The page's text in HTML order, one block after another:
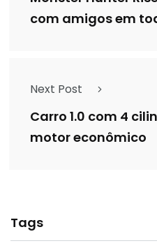
com amigos em
Next Post
Carro 1.0 com 4
motor econômico
Tags